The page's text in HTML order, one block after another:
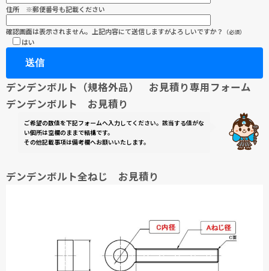
住所 ※郵便番号も記載ください
確認画面は表示されません。上記内容にて送信しますがよろしいですか？ （必須）
はい
デンデンボルト（規格外品） お見積り専用フォーム
デンデンボルト お見積り
ご希望の数値を下記フォームへ入力してください。該当する値がな
い個所は空欄のままで結構です。
その他記載事項は備考欄へお願いいたします。
デンデンボルト全ねじ お見積り